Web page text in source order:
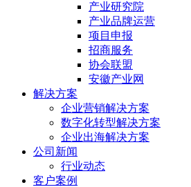
产业研究院
产业品牌运营
项目申报
招商服务
协会联盟
安徽产业网
解决方案
企业营销解决方案
数字化转型解决方案
企业出海解决方案
公司新闻
行业动态
客户案例